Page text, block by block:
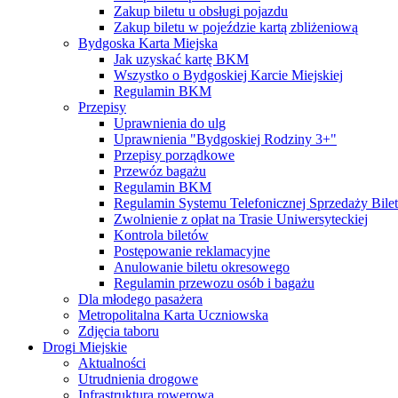
Zakup biletu u obsługi pojazdu
Zakup biletu w pojeździe kartą zbliżeniową
Bydgoska Karta Miejska
Jak uzyskać kartę BKM
Wszystko o Bydgoskiej Karcie Miejskiej
Regulamin BKM
Przepisy
Uprawnienia do ulg
Uprawnienia "Bydgoskiej Rodziny 3+"
Przepisy porządkowe
Przewóz bagażu
Regulamin BKM
Regulamin Systemu Telefonicznej Sprzedaży
Zwolnienie z opłat na Trasie Uniwersyteckiej
Kontrola biletów
Postępowanie reklamacyjne
Anulowanie biletu okresowego
Regulamin przewozu osób i bagażu
Dla młodego pasażera
Metropolitalna Karta Uczniowska
Zdjęcia taboru
Drogi Miejskie
Aktualności
Utrudnienia drogowe
Infrastruktura rowerowa